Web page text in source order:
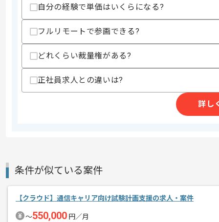
-システム監視設計および構築
スキルに不安がある方へ
上記に似た経験やスキルをお持ちであれば申
2024/08/01
エージェントからのコ
メント
情報通信機器メーカーで、レバテック
自分の経験で単価はいくらになる?
フルリモートで参画できる?
どれくらい裁量権がある?
正社員求人との違いは?
詳し
条件が似ている案件
【クラウド】通信キャリア向け試験計画支援の求人・案件
〜550,000 円／月